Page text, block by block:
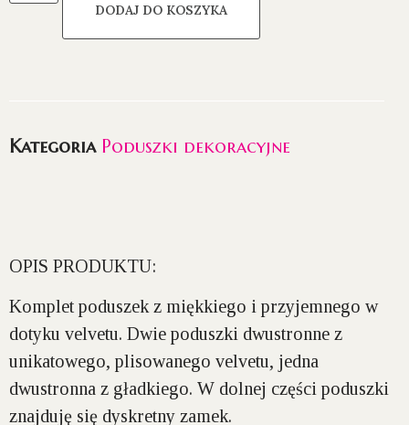
DODAJ DO KOSZYKA
Kategoria Poduszki dekoracyjne
OPIS PRODUKTU:
Komplet poduszek z miękkiego i przyjemnego w
dotyku velvetu. Dwie poduszki dwustronne z
unikatowego, plisowanego velvetu, jedna
dwustronna z gładkiego. W dolnej części poduszki
znajduję się dyskretny zamek.